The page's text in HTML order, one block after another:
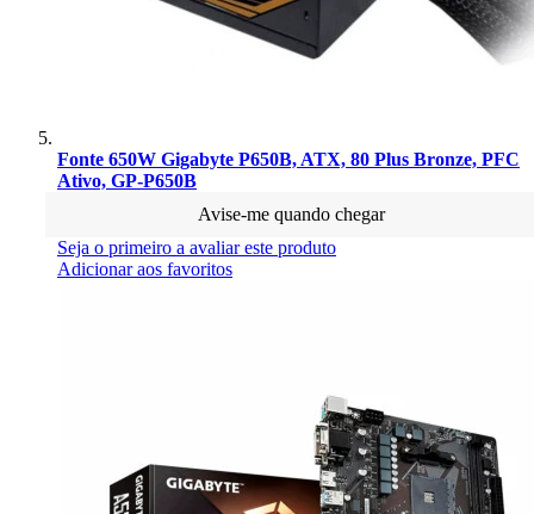
Fonte 650W Gigabyte P650B, ATX, 80 Plus Bronze, PFC
Ativo, GP-P650B
Avise-me quando chegar
Seja o primeiro a avaliar este produto
Adicionar aos favoritos